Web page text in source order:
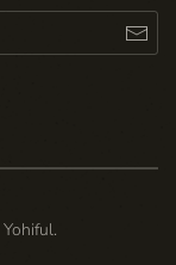
Yohiful.